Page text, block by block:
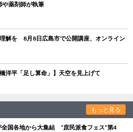
や薬剤師が執筆
解を 8月8日広島市で公開講座、オンライン
洋平「足し算命」】天空を見上げて
もっと見る
全国各地から大集結 “庶民派食フェス”第4